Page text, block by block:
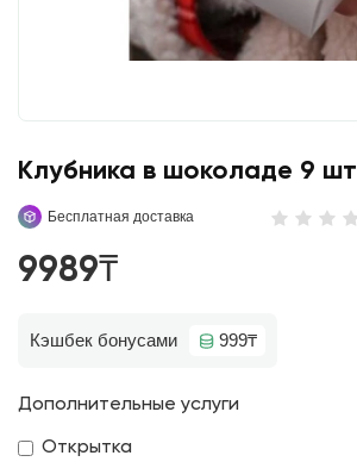
Клубника в шоколаде 9 шт
Бесплатная доставка
9989₸
Кэшбек бонусами 999₸
Дополнительные услуги
Открытка